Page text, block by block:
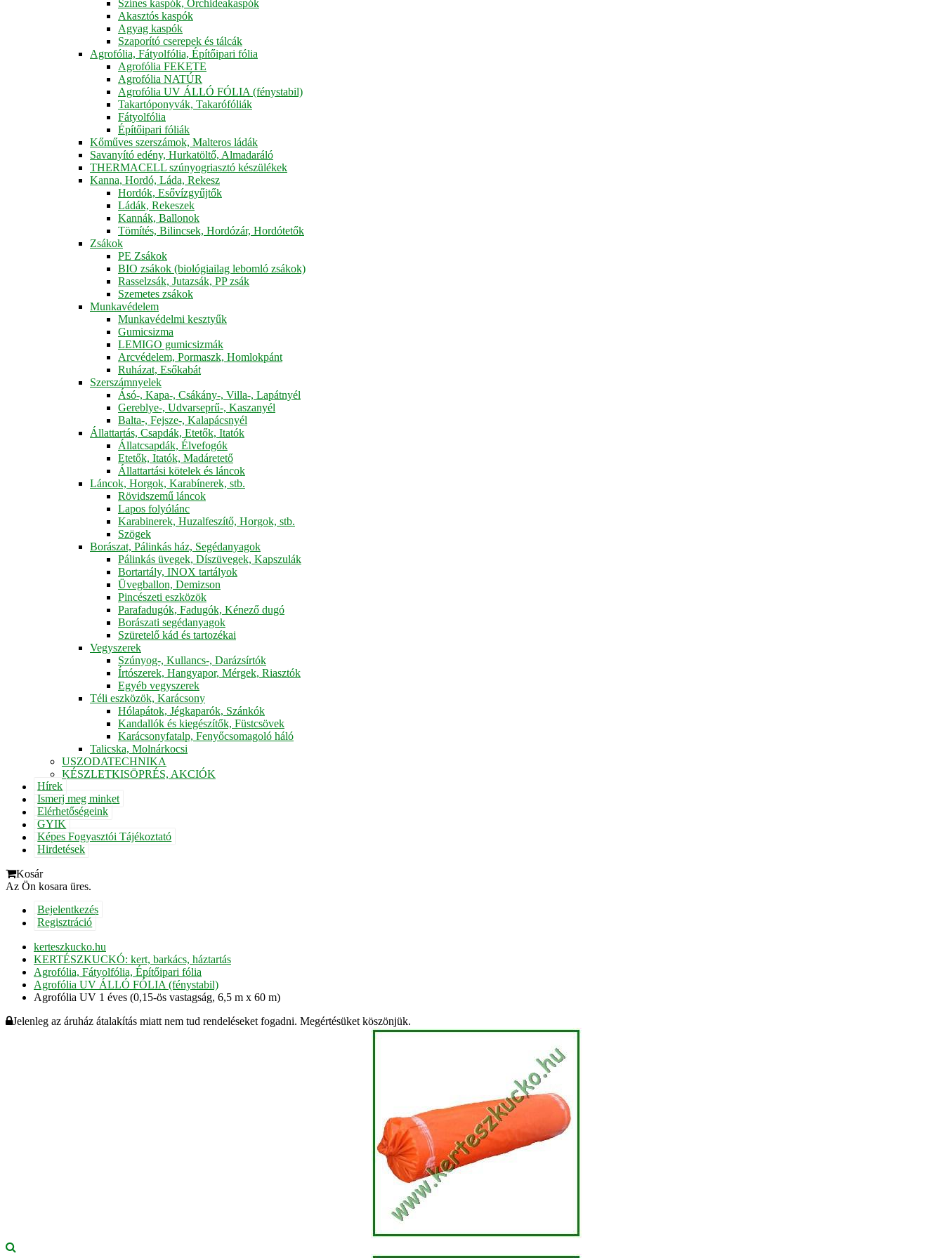
Színes kaspók, Orchideakaspók
Akasztós kaspók
Agyag kaspók
Szaporító cserepek és tálcák
Agrofólia, Fátyolfólia, Építőipari fólia
Agrofólia FEKETE
Agrofólia NATÚR
Agrofólia UV ÁLLÓ FÓLIA (fénystabil)
Takartóponyvák, Takarófóliák
Fátyolfólia
Építőipari fóliák
Kőműves szerszámok, Malteros ládák
Savanyító edény, Hurkatöltő, Almadaráló
THERMACELL szúnyogriasztó készülékek
Kanna, Hordó, Láda, Rekesz
Hordók, Esővízgyűjtők
Ládák, Rekeszek
Kannák, Ballonok
Tömítés, Bilincsek, Hordózár, Hordótetők
Zsákok
PE Zsákok
BIO zsákok (biológiailag lebomló zsákok)
Rasselzsák, Jutazsák, PP zsák
Szemetes zsákok
Munkavédelem
Munkavédelmi kesztyűk
Gumicsizma
LEMIGO gumicsizmák
Arcvédelem, Pormaszk, Homlokpánt
Ruházat, Esőkabát
Szerszámnyelek
Ásó-, Kapa-, Csákány-, Villa-, Lapátnyél
Gereblye-, Udvarseprű-, Kaszanyél
Balta-, Fejsze-, Kalapácsnyél
Állattartás, Csapdák, Etetők, Itatók
Állatcsapdák, Élvefogók
Etetők, Itatók, Madáretető
Állattartási kötelek és láncok
Láncok, Horgok, Karabínerek, stb.
Rövidszemű láncok
Lapos folyólánc
Karabinerek, Huzalfeszítő, Horgok, stb.
Szögek
Borászat, Pálinkás ház, Segédanyagok
Pálinkás üvegek, Díszüvegek, Kapszulák
Bortartály, INOX tartályok
Üvegballon, Demizson
Pincészeti eszközök
Parafadugók, Fadugók, Kénező dugó
Borászati segédanyagok
Szüretelő kád és tartozékai
Vegyszerek
Szúnyog-, Kullancs-, Darázsírtók
Írtószerek, Hangyapor, Mérgek, Riasztók
Egyéb vegyszerek
Téli eszközök, Karácsony
Hólapátok, Jégkaparók, Szánkók
Kandallók és kiegészítők, Füstcsövek
Karácsonyfatalp, Fenyőcsomagoló háló
Talicska, Molnárkocsi
USZODATECHNIKA
KÉSZLETKISÖPRÉS, AKCIÓK
Hírek
Ismerj meg minket
Elérhetőségeink
GYIK
Képes Fogyasztói Tájékoztató
Hirdetések
Kosár
Az Ön kosara üres.
Bejelentkezés
Regisztráció
kerteszkucko.hu
KERTÉSZKUCKÓ: kert, barkács, háztartás
Agrofólia, Fátyolfólia, Építőipari fólia
Agrofólia UV ÁLLÓ FÓLIA (fénystabil)
Agrofólia UV 1 éves (0,15-ös vastagság, 6,5 m x 60 m)
Jelenleg az áruház átalakítás miatt nem tud rendeléseket fogadni. Megértésüket köszönjük.